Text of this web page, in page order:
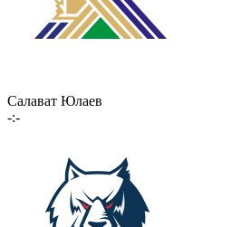
Салават Юлаев
-:-